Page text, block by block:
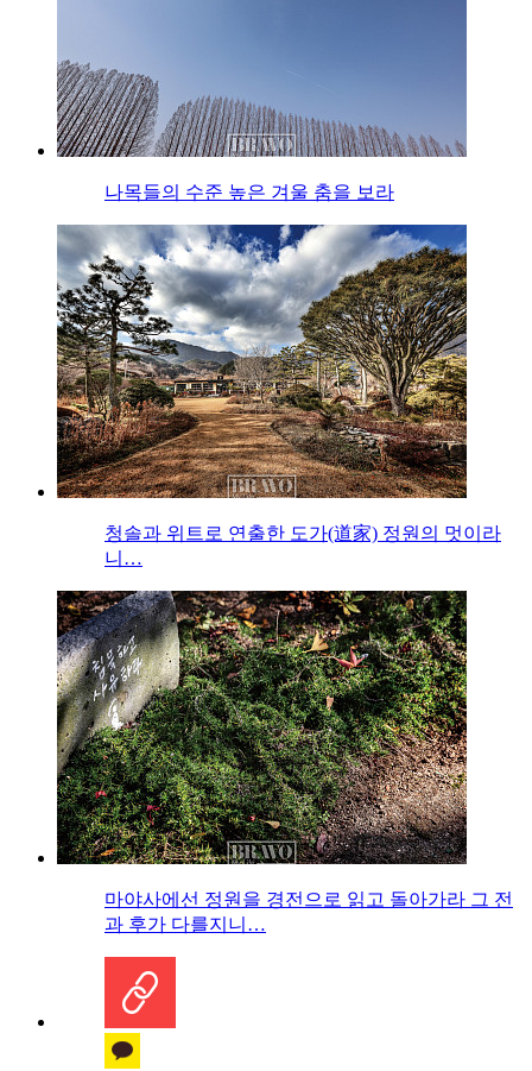
나목들의 수준 높은 겨울 춤을 보라
청솔과 위트로 연출한 도가(道家) 정원의 멋이라
니…
마야사에선 정원을 경전으로 읽고 돌아가라 그 전
과 후가 다를지니…